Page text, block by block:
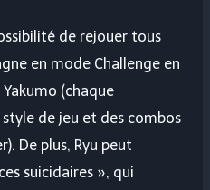
de rejouer tous
en mode Challenge en
(chaque
de jeu et des combos
De plus, Ryu peut
suicidaires », qui